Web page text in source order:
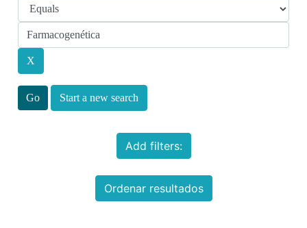
Start a new search
Add filters:
Ordenar resultados